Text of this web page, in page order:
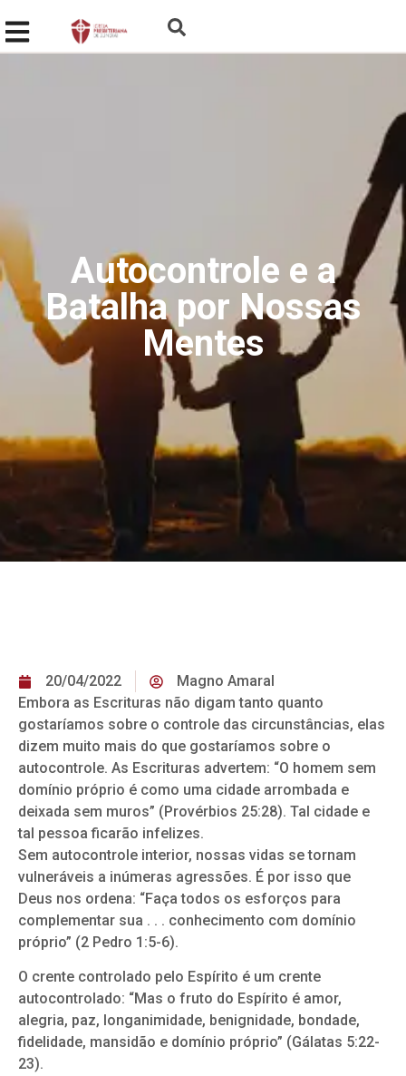
Autocontrole e a
Batalha por Nossas
Mentes
20/04/2022
Magno Amaral
Embora as Escrituras não digam tanto quanto
gostaríamos sobre o controle das circunstâncias, elas
dizem muito mais do que gostaríamos sobre o
autocontrole. As Escrituras advertem: “O homem sem
domínio próprio é como uma cidade arrombada e
deixada sem muros” (Provérbios 25:28). Tal cidade e
tal pessoa ficarão infelizes.
Sem autocontrole interior, nossas vidas se tornam
vulneráveis a inúmeras agressões. É por isso que
Deus nos ordena: “Faça todos os esforços para
complementar sua . . . conhecimento com domínio
próprio” (2 Pedro 1:5-6).
O crente controlado pelo Espírito é um crente
autocontrolado: “Mas o fruto do Espírito é amor,
alegria, paz, longanimidade, benignidade, bondade,
fidelidade, mansidão e domínio próprio” (Gálatas 5:22-
23).